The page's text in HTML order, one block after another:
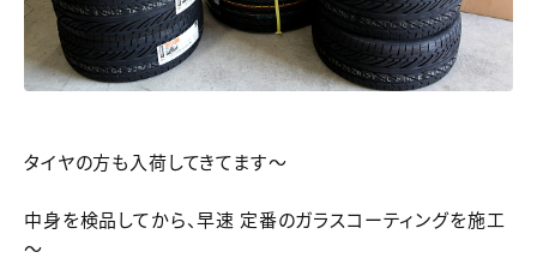
タイヤの方も入荷してきてます～
中身を検品してから、早速 定番のガラスコーティングを施工
～